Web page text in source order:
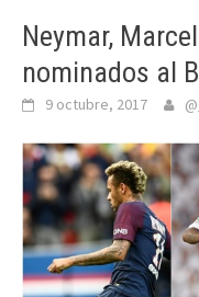
Neymar,
nominados al
9 octubre, 2017